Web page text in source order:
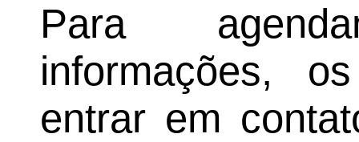
Para
informações,
entrar em